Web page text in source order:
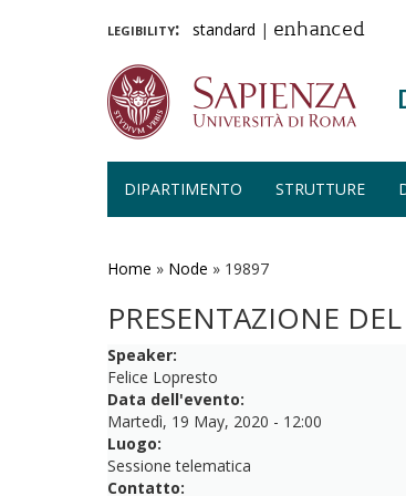
legibility: standard | enhanced
DIPARTIMENTO STRUTTURE
Home » Node » 19897
PRESENTAZIONE
Speaker:
Felice Lopresto
Data dell'evento:
Martedì, 19 May, 2020 - 12:00
Luogo:
Sessione telematica
Contatto: